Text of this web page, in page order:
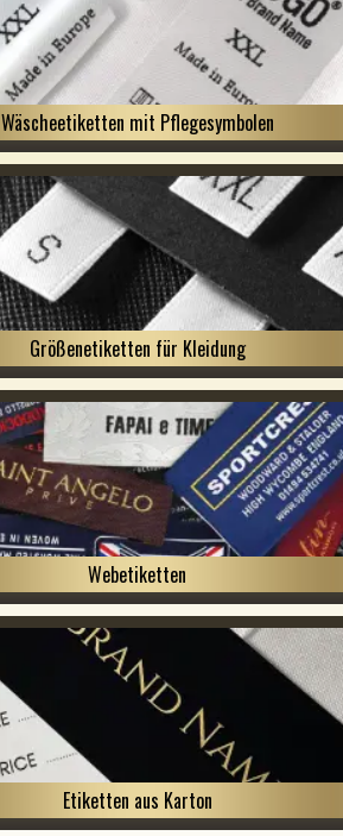
Wäscheetiketten mit Pflegesymbolen
Größenetiketten für Kleidung
Webetiketten
Etiketten aus Karton